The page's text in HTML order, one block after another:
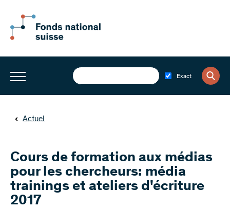
Exact
Actuel
Cours de formation aux médias
pour les chercheurs: média
trainings et ateliers d'écriture
2017